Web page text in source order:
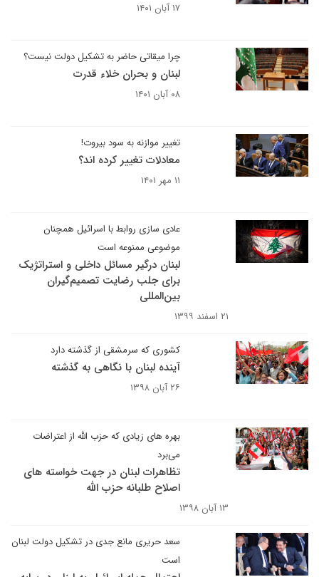
۱۷ آبان ۱۴۰۱
چرا میقاتی حاضر به تشکیل دولت نیست؟
لبنان و بحران خلاء قدرت
۰۸ آبان ۱۴۰۱
تغییر موازنه به سود بیروت!
معادلات تغییر کرده اند؟
۱۱ مهر ۱۴۰۱
عادی سازی روابط با اسرائیل همچنان
موضوعی ممنوعه است
لبنان درگیر مسائل داخلی و استراتژیک
برای جلب رضایت تصمیم‌گیران
بین‌المللی
۲۱ اسفند ۱۳۹۹
کشوری که سرمشقی از گذشته دارد
آینده لبنان با نگاهی به گذشته
۲۶ آبان ۱۳۹۸
بهره های زیادی که حزب الله از اعتراضات
می‌برد
تظاهرات لبنان در جهت خواسته های
اصلاح طلبانه حزب الله
۱۳ آبان ۱۳۹۸
سعد حریری مانع جدی در تشکیل دولت لبنان
است